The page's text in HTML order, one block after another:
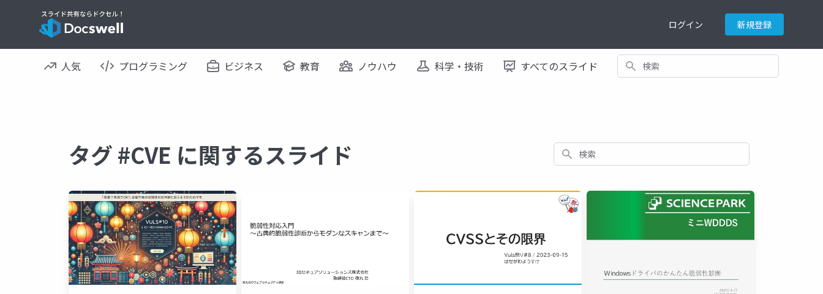
ログイン 新規登録
人気 プログラミング ビジネス 教育 ノウハウ 科学・技術 すべてのスライド 検索
タグ #CVE に関するスライド 検索